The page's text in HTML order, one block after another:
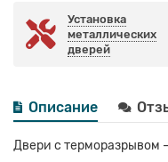
Установка
металлических
дверей
Описание
Двери с терморазрывом